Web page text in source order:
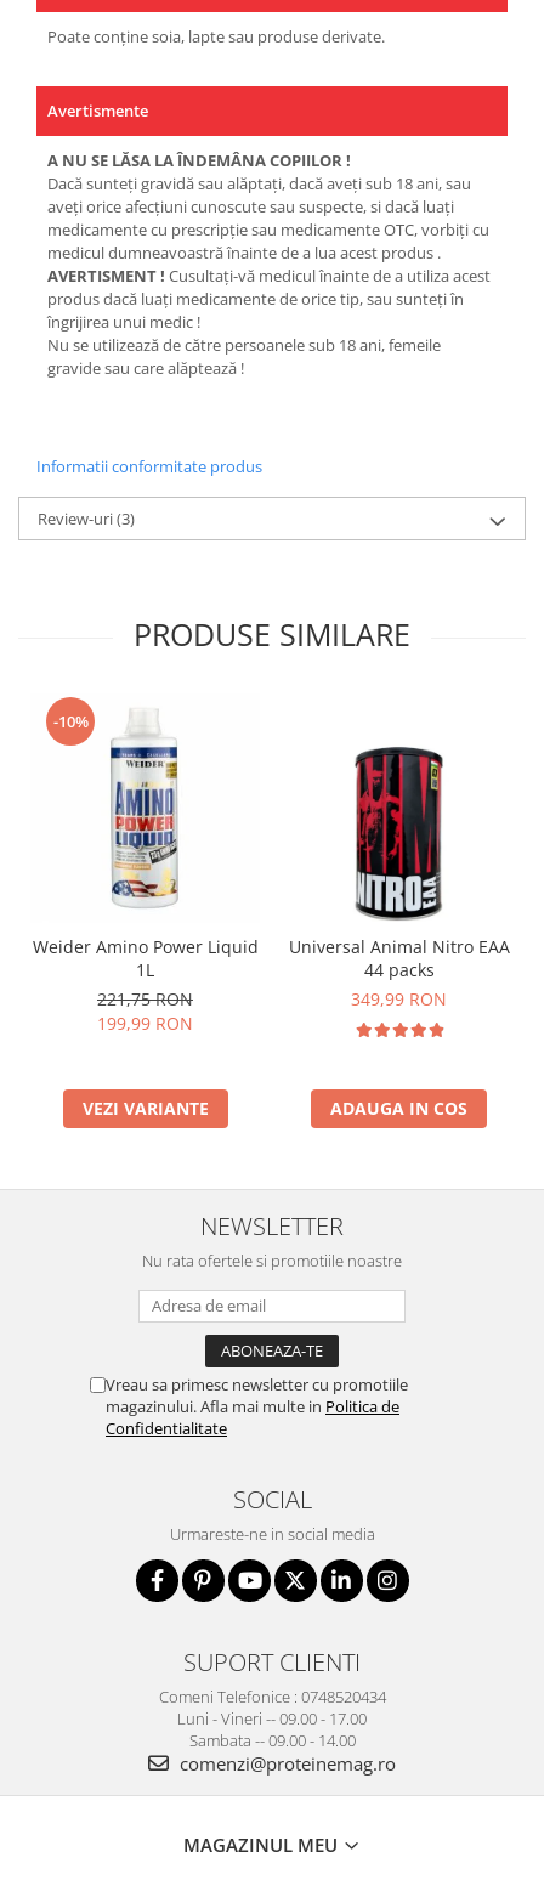
Poate conține soia, lapte sau produse derivate.
Avertismente
A NU SE LĂSA LA ÎNDEMÂNA COPIILOR !
Dacă sunteţi gravidă sau alăptaţi, dacă aveţi sub 18 ani, sau
aveţi orice afecţiuni cunoscute sau suspecte, si dacă luaţi
medicamente cu prescripţie sau medicamente OTC, vorbiţi cu
medicul dumneavoastră înainte de a lua acest produs .
AVERTISMENT ! Cusultaţi-vă medicul înainte de a utiliza acest
produs dacă luaţi medicamente de orice tip, sau sunteţi în
îngrijirea unui medic !
Nu se utilizează de către persoanele sub 18 ani, femeile
gravide sau care alăptează !
Informatii conformitate produs
Review-uri(3)
PRODUSE SIMILARE
-10%
Weider Amino Power Liquid
1L
221,75 RON
199,99 RON
VEZI VARIANTE
Universal Animal Nitro EAA
44 packs
349,99 RON
ADAUGA IN COS
NEWSLETTER
Nu rata ofertele si promotiile noastre
Vreau sa primesc newsletter cu promotiile
magazinului. Afla mai multe in Politica de
Confidentialitate
SOCIAL
Urmareste-ne in social media
SUPORT CLIENTI
Comeni Telefonice : 0748520434
Luni - Vineri -- 09.00 - 17.00
Sambata -- 09.00 - 14.00
comenzi@proteinemag.ro
MAGAZINUL MEU